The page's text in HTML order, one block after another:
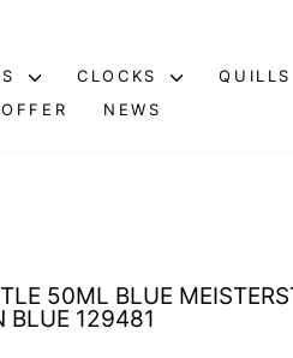
CLOCKS
QUILLS
NEWS
50ML BLUE
BLUE 129481